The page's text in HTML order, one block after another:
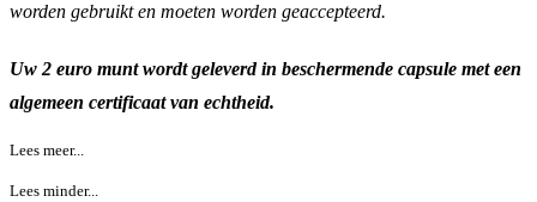
worden gebruikt en moeten worden geaccepteerd.
Uw 2 euro munt wordt geleverd in beschermende capsule met een
algemeen certificaat van echtheid.
Lees meer...
Lees minder...